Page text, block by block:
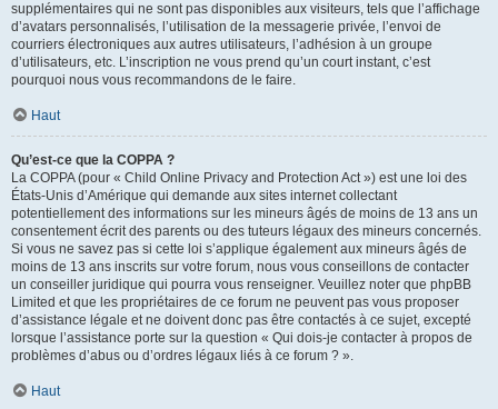
supplémentaires qui ne sont pas disponibles aux visiteurs, tels que l’affichage
d’avatars personnalisés, l’utilisation de la messagerie privée, l’envoi de
courriers électroniques aux autres utilisateurs, l’adhésion à un groupe
d’utilisateurs, etc. L’inscription ne vous prend qu’un court instant, c’est
pourquoi nous vous recommandons de le faire.
Haut
Qu’est-ce que la COPPA ?
La COPPA (pour « Child Online Privacy and Protection Act ») est une loi des
États-Unis d’Amérique qui demande aux sites internet collectant
potentiellement des informations sur les mineurs âgés de moins de 13 ans un
consentement écrit des parents ou des tuteurs légaux des mineurs concernés.
Si vous ne savez pas si cette loi s’applique également aux mineurs âgés de
moins de 13 ans inscrits sur votre forum, nous vous conseillons de contacter
un conseiller juridique qui pourra vous renseigner. Veuillez noter que phpBB
Limited et que les propriétaires de ce forum ne peuvent pas vous proposer
d’assistance légale et ne doivent donc pas être contactés à ce sujet, excepté
lorsque l’assistance porte sur la question « Qui dois-je contacter à propos de
problèmes d’abus ou d’ordres légaux liés à ce forum ? ».
Haut